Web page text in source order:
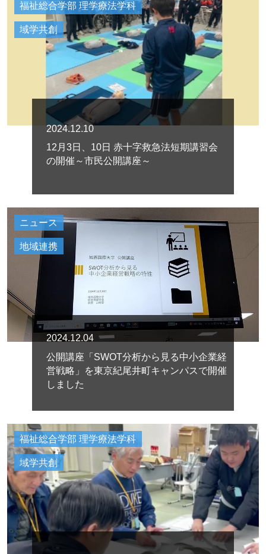
福祉総合学部 理学療法学科
域学共創
2024.12.10
12月3日、10日 赤十字救急法短期講習会
の開催～市民公開講座～
ニュース
地域連携
2024.12.04
公開講座「SWOT分析から見る中小企業経
営戦略」を東京紀尾井町キャンパスで開催
しました
福祉総合学部 理学療法学科
域学共創